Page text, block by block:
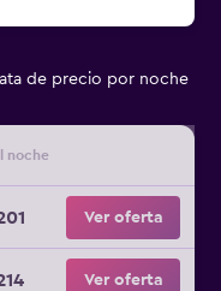
de precio por noche
noche
Ver oferta
Ver oferta